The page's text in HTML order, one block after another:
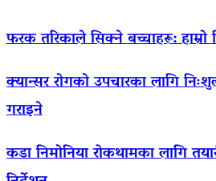
फरक तरिकाले सिक्ने बच्चाहरू:
क्यान्सर रोगको उपचारका लागि
गराइने
कडा निमोनिया रोकथामका लागि